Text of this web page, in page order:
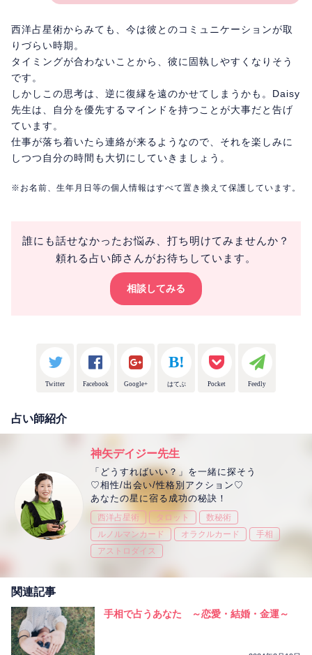
西洋占星術からみても、今は彼とのコミュニケーションが取
りづらい時期。
タイミングが合わないことから、彼に固執しやすくなりそう
です。
しかしこの思考は、逆に復縁を遠のかせてしまうかも。Daisy
先生は、自分を優先するマインドを持つことが大事だと告げ
ています。
仕事が落ち着いたら連絡が来るようなので、それを楽しみに
しつつ自分の時間も大切にしていきましょう。
※お名前、生年月日等の個人情報はすべて置き換えて保護しています。
誰にも話せなかったお悩み、打ち明けてみませんか？
頼れる占い師さんがお待ちしています。
相談してみる
Twitter Facebook Google+ はてぶ Pocket Feedly
占い師紹介
神矢デイジー先生
「どうすればいい？」を一緒に探そう
♡相性/出会い/性格別アクション♡
あなたの星に宿る成功の秘訣！
西洋占星術 タロット
数秘術
ルノルマンカード
オラクルカード
手相
アストロダイス
関連記事
手相で占うあなた ～恋愛・結婚・金運～